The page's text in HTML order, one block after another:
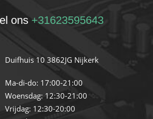
ons +31623595643
Duifhuis 10 3862JG Nijkerk
Ma-di-do: 17:00-21:00
Woensdag: 12:30-21:00
Vrijdag: 12:30-20:00